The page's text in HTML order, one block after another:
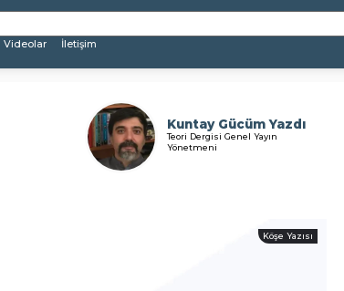
Videolar İletişim
Kuntay Gücüm Yazdı
Teori Dergisi Genel Yayın
Yönetmeni
Köşe Yazısı